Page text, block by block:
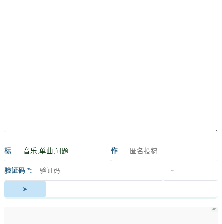
标
签
作
验证码 *